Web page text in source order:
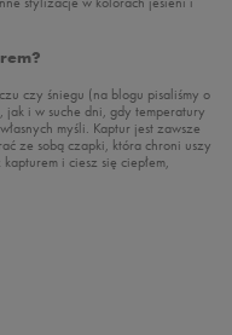
czy śniegu (na blogu pisaliśmy o
jak i w suche dni, gdy temperatury
myśli. Kaptur jest zawsze
ze sobą czapki, która chroni uszy
i ciesz się ciepłem,